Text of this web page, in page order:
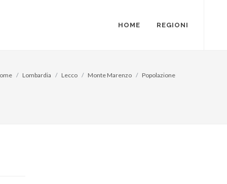
HOME REGIONI
Lombardia Lecco Monte Marenzo Popolazione